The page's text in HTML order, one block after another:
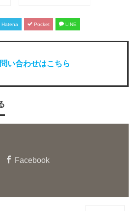
Hatena Pocket LINE
い合わせはこちら
Facebook